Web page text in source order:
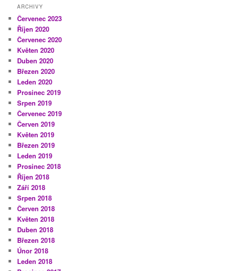
ARCHIVY
Červenec 2023
Říjen 2020
Červenec 2020
Květen 2020
Duben 2020
Březen 2020
Leden 2020
Prosinec 2019
Srpen 2019
Červenec 2019
Červen 2019
Květen 2019
Březen 2019
Leden 2019
Prosinec 2018
Říjen 2018
Září 2018
Srpen 2018
Červen 2018
Květen 2018
Duben 2018
Březen 2018
Únor 2018
Leden 2018